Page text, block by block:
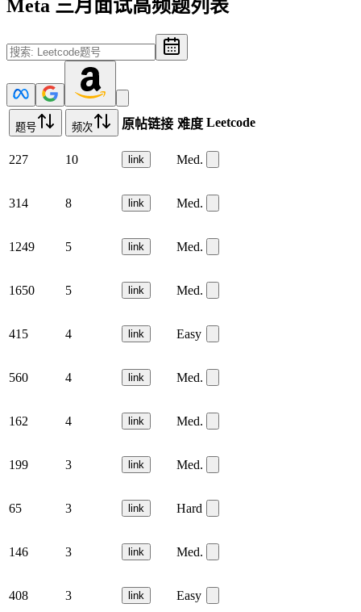
Meta 三月 面试高频题列表
题号 频次 原帖链接 难度 Leetcode
227 10 link Med.
314 8 link Med.
1249 5 link Med.
1650 5 link Med.
415 4 link Easy
560 4 link Med.
162 4 link Med.
199 3 link Med.
65 3 link Hard
146 3 link Med.
408 3 link Easy